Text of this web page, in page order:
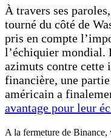
À travers ses
tourné du côté de
pris en compte
l’échiquier mondial.
azimuts contre cette
financière, une
américain a
avantage pour leur
A la fermeture de